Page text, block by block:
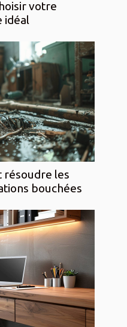
votre
idéal
résoudre les
bouchées